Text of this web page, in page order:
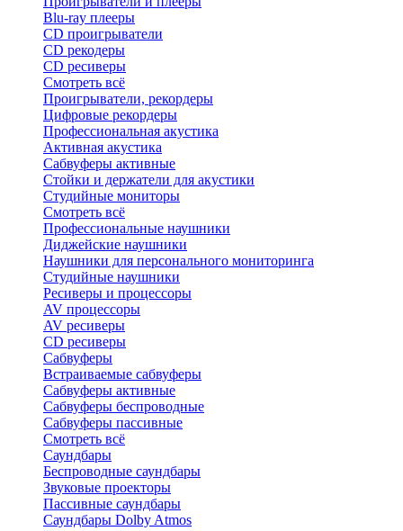
Blu-ray плееры
CD проигрыватели
CD рекодеры
CD ресиверы
Смотреть всё
Проигрыватели, рекордеры
Цифровые рекордеры
Профессиональная акустика
Активная акустика
Сабвуферы активные
Стойки и держатели для акустики
Студийные мониторы
Смотреть всё
Профессиональные наушники
Диджейские наушники
Наушники для персонального мониторинга
Студийные наушники
Ресиверы и процессоры
AV процессоры
AV ресиверы
CD ресиверы
Сабвуферы
Встраиваемые сабвуферы
Сабвуферы активные
Сабвуферы беспроводные
Сабвуферы пассивные
Смотреть всё
Саундбары
Беспроводные саундбары
Звуковые проекторы
Пассивные саундбары
Саундбары Dolby Atmos